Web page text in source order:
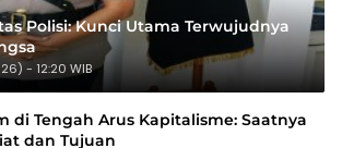
Polisi: Kunci Utama Terwujudnya
- 12:20 WIB
di Tengah Arus Kapitalisme: Saatnya
dan Tujuan